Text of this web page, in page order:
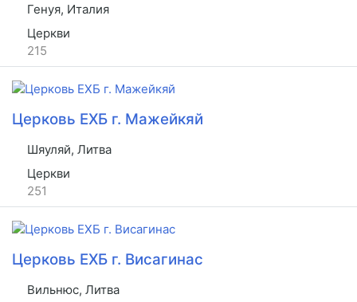
Генуя, Италия
Церкви
215
Церковь ЕХБ г. Мажейкяй
Шяуляй, Литва
Церкви
251
Церковь ЕХБ г. Висагинас
Вильнюс, Литва